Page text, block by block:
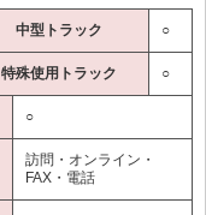
中型トラック ○
特殊使用トラック ○
○
訪問・オンライン・
FAX・電話